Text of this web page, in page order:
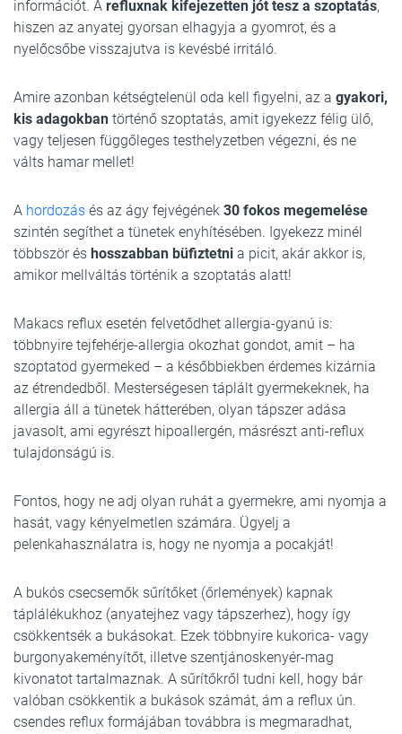
információt. A refluxnak kifejezetten jót tesz a szoptatás,
hiszen az anyatej gyorsan elhagyja a gyomrot, és a
nyelőcsőbe visszajutva is kevésbé irritáló.
Amire azonban kétségtelenül oda kell figyelni, az a gyakori,
kis adagokban történő szoptatás, amit igyekezz félig ülő,
vagy teljesen függőleges testhelyzetben végezni, és ne
válts hamar mellet!
A hordozás és az ágy fejvégének 30 fokos megemelése
szintén segíthet a tünetek enyhítésében. Igyekezz minél
többször és hosszabban büfiztetni a picit, akár akkor is,
amikor mellváltás történik a szoptatás alatt!
Makacs reflux esetén felvetődhet allergia-gyanú is:
többnyire tejfehérje-allergia okozhat gondot, amit – ha
szoptatod gyermeked – a későbbiekben érdemes kizárnia
az étrendedből. Mesterségesen táplált gyermekeknek, ha
allergia áll a tünetek hátterében, olyan tápszer adása
javasolt, ami egyrészt hipoallergén, másrészt anti-reflux
tulajdonságú is.
Fontos, hogy ne adj olyan ruhát a gyermekre, ami nyomja a
hasát, vagy kényelmetlen számára. Ügyelj a
pelenkahasználatra is, hogy ne nyomja a pocakját!
A bukós csecsemők sűrítőket (őrlemények) kapnak
táplálékukhoz (anyatejhez vagy tápszerhez), hogy így
csökkentsék a bukásokat. Ezek többnyire kukorica- vagy
burgonyakeményítőt, illetve szentjánoskenyér-mag
kivonatot tartalmaznak. A sűrítőkről tudni kell, hogy bár
valóban csökkentik a bukások számát, ám a reflux ún.
csendes reflux formájában továbbra is megmaradhat,